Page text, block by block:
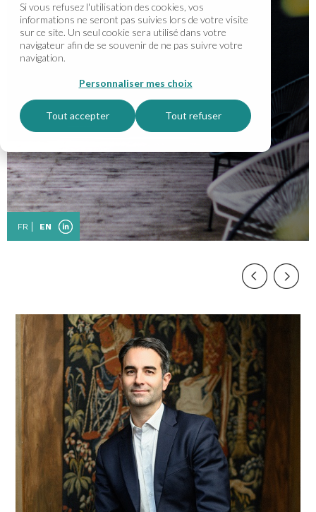
Si vous refusez l'utilisation des cookies, vos
informations ne seront pas suivies lors de votre visite
sur ce site. Un seul cookie sera utilisé dans votre
navigateur afin de se souvenir de ne pas suivre votre
navigation.
Personnaliser mes choix
Tout accepter Tout refuser
FR EN